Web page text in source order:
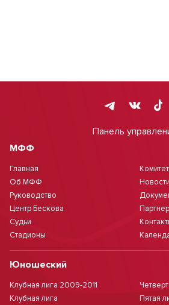
Панель
МФФ
Главная
Об МФФ
Руководство
Центр Бескова
Судьи
Стадионы
Новости
Юношеский
Клубная лига 2009-2011
Клубная лига
Пятая